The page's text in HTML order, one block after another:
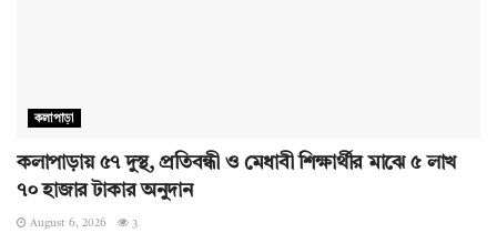
কলাপাড়া
কলাপাড়ায় ৫৭ দুস্থ, প্রতিবন্ধী ও মেধাবী শিক্ষার্থীর মাঝে ৫ লাখ
৭০ হাজার টাকার অনুদান
August 6, 2026 3